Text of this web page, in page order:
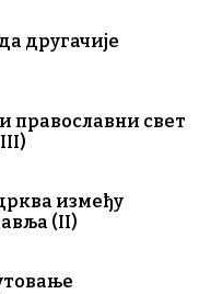
другачије
православни свет
између
(II)